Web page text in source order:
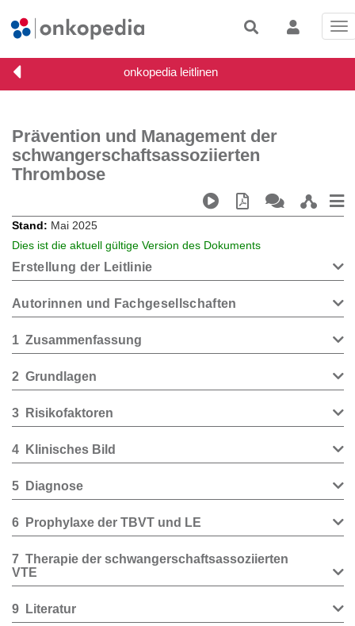
Prävention und Management der
schwangerschaftsassoziierten
Thrombose
Stand
Mai 2025
Dies ist die aktuell gültige Version des Dokuments
Erstellung der Leitlinie
Autorinnen und Fachgesellschaften
1 Zusammenfassung
2 Grundlagen
3 Risikofaktoren
4 Klinisches Bild
5 Diagnose
6 Prophylaxe der TBVT und LE
7 Therapie der schwangerschaftsassoziierten
VTE
9 Literatur